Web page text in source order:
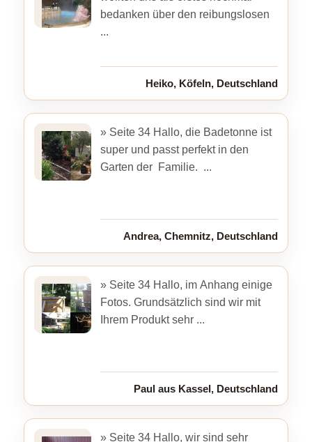
bedanken über den reibungslosen
...
Heiko, Köfeln, Deutschland
» Seite 34 Hallo, die Badetonne ist
super und passt perfekt in den
Garten der Familie. ...
Andrea, Chemnitz, Deutschland
» Seite 34 Hallo, im Anhang einige
Fotos. Grundsätzlich sind wir mit
Ihrem Produkt sehr ...
Paul aus Kassel, Deutschland
» Seite 34 Hallo, wir sind sehr